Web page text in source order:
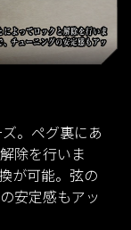
。ペグ裏にあ
除を行いま
が可能。弦の
安定感もアッ